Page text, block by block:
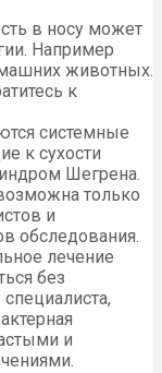
в носу может
Например
животных.
к
системные
к сухости
Шегрена.
только
и
обследования.
лечение
без
и